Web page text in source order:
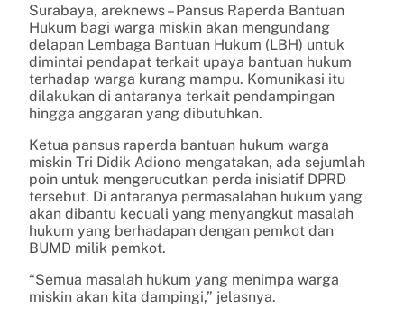
Surabaya, areknews – Pansus Raperda Bantuan
Hukum bagi warga miskin akan mengundang
delapan Lembaga Bantuan Hukum (LBH) untuk
dimintai pendapat terkait upaya bantuan hukum
terhadap warga kurang mampu. Komunikasi itu
dilakukan di antaranya terkait pendampingan
hingga anggaran yang dibutuhkan.
Ketua pansus raperda bantuan hukum warga
miskin Tri Didik Adiono mengatakan, ada sejumlah
poin untuk mengerucutkan perda inisiatif DPRD
tersebut. Di antaranya permasalahan hukum yang
akan dibantu kecuali yang menyangkut masalah
hukum yang berhadapan dengan pemkot dan
BUMD milik pemkot.
“Semua masalah hukum yang menimpa warga
miskin akan kita dampingi,” jelasnya.